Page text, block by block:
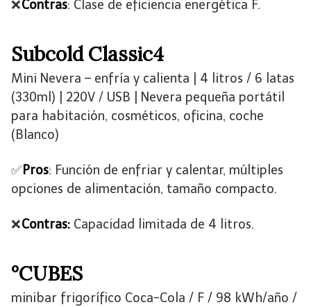
❌Contras: Clase de eficiencia energética F.
Subcold Classic4
Mini Nevera – enfría y calienta | 4 litros / 6 latas
(330ml) | 220V / USB | Nevera pequeña portátil
para habitación, cosméticos, oficina, coche
(Blanco)
✅ Pros: Función de enfriar y calentar, múltiples
opciones de alimentación, tamaño compacto.
❌Contras: Capacidad limitada de 4 litros.
°CUBES
minibar frigorífico Coca-Cola / F / 98 kWh/año /